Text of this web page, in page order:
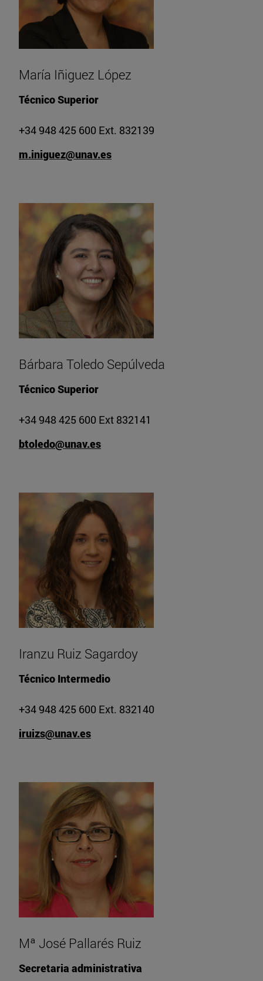
María Iñiguez López
Técnico Superior
+34 948 425 600 Ext. 832139
m.iniguez@unav.es
Bárbara Toledo Sepúlveda
Técnico Superior
+34 948 425 600 Ext 832141
btoledo@unav.es
Iranzu Ruiz Sagardoy
Técnico Intermedio
+34 948 425 600 Ext. 832140
iruizs@unav.es
Mª José Pallarés Ruiz
Secretaria administrativa